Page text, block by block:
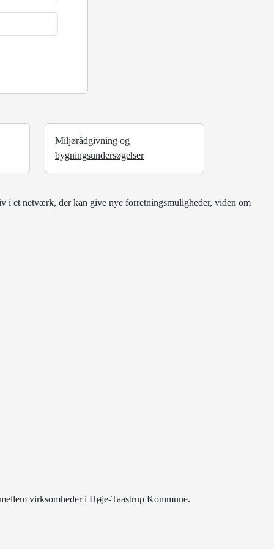
Miljørådgivning og
bygningsundersøgelser
i et netværk, der kan give nye forretningsmuligheder, viden om
virksomheder i Høje-Taastrup Kommune.